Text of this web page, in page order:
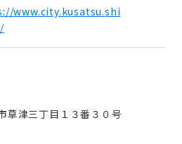
www.city.kusatsu.shi
草津三丁目１３番３０号